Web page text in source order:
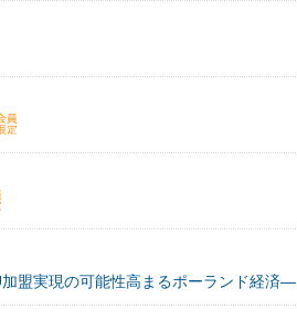
盟実現の可能性高まるポーランド経済―